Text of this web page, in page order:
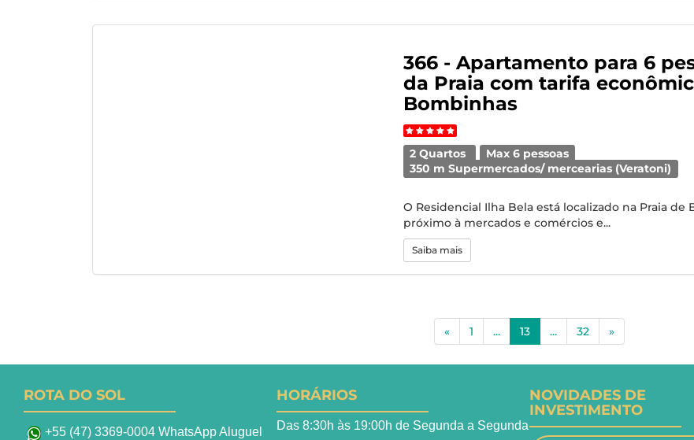
366 - Apartamento para 6
da Praia com tarifa
Bombinhas
2 Quartos
Max 6 pessoas
350 m Supermercados/ mercearias (Veratoni)
O Residencial Ilha Bela está localizado na Praia de
próximo à mercados e comércios e...
Saiba mais
« 1 ... 13(current)
... 32 »
ROTA DO SOL
+55 (47) 3369-0004 WhatsApp Aluguel
HORÁRIOS
Das 8:30h às 19:00h de Segunda a Segunda
NOVIDADES DE
INVESTIMENTO